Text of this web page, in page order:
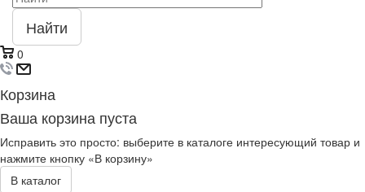
Найти
0
Корзина
Ваша корзина пуста
Исправить это просто: выберите в каталоге интересующий товар и
нажмите кнопку «В корзину»
В каталог